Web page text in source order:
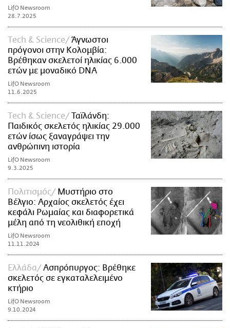
LifO Newsroom
28.7.2025
Τech & Science
Άγνωστοι
πρόγονοι στην Κολομβία:
Βρέθηκαν σκελετοί ηλικίας 6.000
ετών με μοναδικό DNA
LifO Newsroom
11.6.2025
Τech & Science
Ταϊλάνδη:
Παιδικός σκελετός ηλικίας 29.000
ετών ίσως ξαναγράψει την
ανθρώπινη ιστορία
LifO Newsroom
9.3.2025
Πολιτισμός
Μυστήριο στο
Βέλγιο: Αρχαίος σκελετός έχει
κεφάλι Ρωμαίας και διαφορετικά
μέλη από τη νεολιθική εποχή
LifO Newsroom
11.11.2024
Ελλάδα
Ασπρόπυργος: Βρέθηκε
σκελετός σε εγκαταλελειμένο
κτήριο
LifO Newsroom
9.10.2024